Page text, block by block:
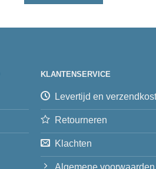
KLANTENSERVICE
Levertijd en
Retourneren
Klachten
Algemene voorwaarden